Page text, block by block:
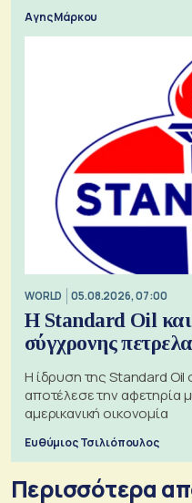
Αγης Μάρκου
WORLD 05.08.2026, 07:00
Η Standard Oil και
σύγχρονης
Η ίδρυση της Standard Oil
αποτέλεσε την αφετηρία
αμερικανική οικονομία
Ευθύμιος Τσιλιόπουλος
Περισσότερα